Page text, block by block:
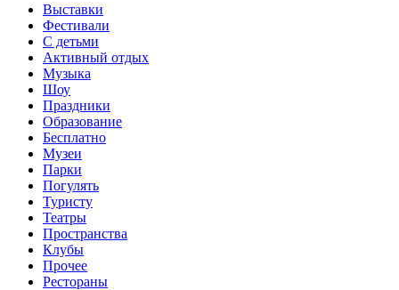
Выставки
Фестивали
С детьми
Активный отдых
Музыка
Шоу
Праздники
Образование
Бесплатно
Музеи
Парки
Погулять
Туристу
Театры
Пространства
Клубы
Прочее
Рестораны